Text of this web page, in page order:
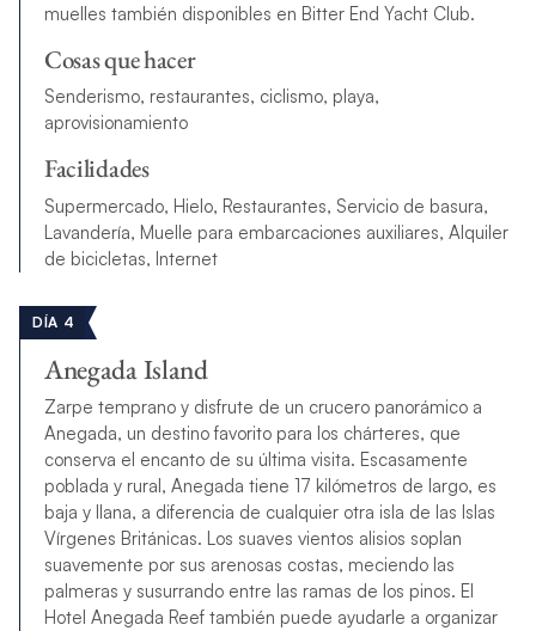
muelles también disponibles en Bitter End Yacht Club.
Cosas que hacer
Senderismo, restaurantes, ciclismo, playa,
aprovisionamiento
Facilidades
Supermercado, Hielo, Restaurantes, Servicio de basura,
Lavandería, Muelle para embarcaciones auxiliares, Alquiler
de bicicletas, Internet
DÍA 4
Anegada Island
Zarpe temprano y disfrute de un crucero panorámico a
Anegada, un destino favorito para los chárteres, que
conserva el encanto de su última visita. Escasamente
poblada y rural, Anegada tiene 17 kilómetros de largo, es
baja y llana, a diferencia de cualquier otra isla de las Islas
Vírgenes Británicas. Los suaves vientos alisios soplan
suavemente por sus arenosas costas, meciendo las
palmeras y susurrando entre las ramas de los pinos. El
Hotel Anegada Reef también puede ayudarle a organizar